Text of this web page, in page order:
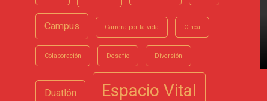
Campus Carrera por la vida Cinca
Colaboración Desafío Diversión
Duatlón Espacio Vital